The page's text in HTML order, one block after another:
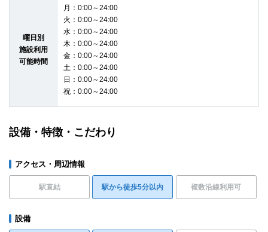
曜日別
施設利用
可能時間
月：0:00～24:00
火：0:00～24:00
水：0:00～24:00
木：0:00～24:00
金：0:00～24:00
土：0:00～24:00
日：0:00～24:00
祝：0:00～24:00
設備・特徴・こだわり
アクセス・周辺情報
駅直結 駅から徒歩5分以内 複数沿線利用可
設備